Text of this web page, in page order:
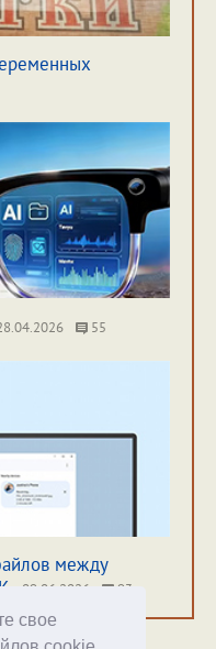
свое
55
между
09.06.2026 93